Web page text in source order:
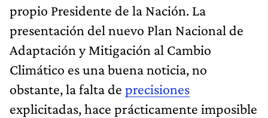
propio Presidente de la Nación. La
presentación del nuevo Plan Nacional de
Adaptación y Mitigación al Cambio
Climático es una buena noticia, no
obstante, la falta de precisiones
explicitadas, hace prácticamente imposible